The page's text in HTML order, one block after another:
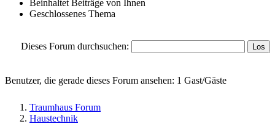
Beinhaltet Beiträge von Ihnen
Geschlossenes Thema
Dieses Forum durchsuchen:
Benutzer, die gerade dieses Forum ansehen: 1 Gast/Gäste
Traumhaus Forum
Haustechnik